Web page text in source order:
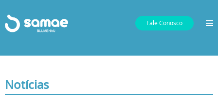
Fale Conosco
Notícias